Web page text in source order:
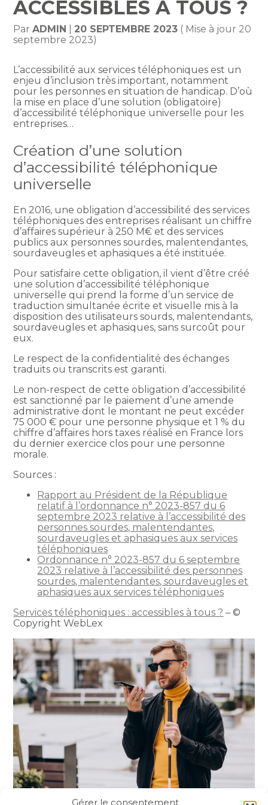
Gérer le consentement
ACCESSIBLES À TOUS ?
ParADMIN 20 SEPTEMBRE 2023 ( Mise à jour 20
septembre 2023)
L’accessibilité aux services téléphoniques est un
enjeu d’inclusion très important, notamment
pour les personnes en situation de handicap. D’où
la mise en place d’une solution (obligatoire)
d’accessibilité téléphonique universelle pour les
entreprises…
Création d’une solution
d’accessibilité téléphonique
universelle
En 2016, une obligation d’accessibilité des services
téléphoniques des entreprises réalisant un chiffre
d’affaires supérieur à 250 M€ et des services
publics aux personnes sourdes, malentendantes,
sourdaveugles et aphasiques a été instituée.
Pour satisfaire cette obligation, il vient d’être créé
une solution d’accessibilité téléphonique
universelle qui prend la forme d’un service de
traduction simultanée écrite et visuelle mis à la
disposition des utilisateurs sourds, malentendants,
sourdaveugles et aphasiques, sans surcoût pour
eux.
Le respect de la confidentialité des échanges
traduits ou transcrits est garanti.
Le non-respect de cette obligation d’accessibilité
est sanctionné par le paiement d’une amende
administrative dont le montant ne peut excéder
75 000 € pour une personne physique et 1 % du
chiffre d’affaires hors taxes réalisé en France lors
du dernier exercice clos pour une personne
morale.
Sources :
Rapport au Président de la République
relatif à l’ordonnance n° 2023-857 du 6
septembre 2023 relative à l’accessibilité des
personnes sourdes, malentendantes,
sourdaveugles et aphasiques aux services
téléphoniques
Ordonnance n° 2023-857 du 6 septembre
2023 relative à l’accessibilité des personnes
sourdes, malentendantes, sourdaveugles et
aphasiques aux services téléphoniques
Services téléphoniques : accessibles à tous ? – ©
Copyright WebLex